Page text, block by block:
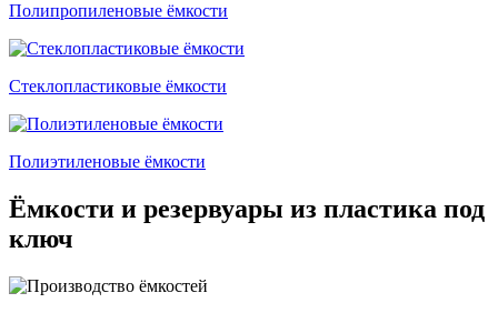
Полипропиленовые ёмкости
Стеклопластиковые ёмкости
Полиэтиленовые ёмкости
Ёмкости и резервуары из пластика под
ключ